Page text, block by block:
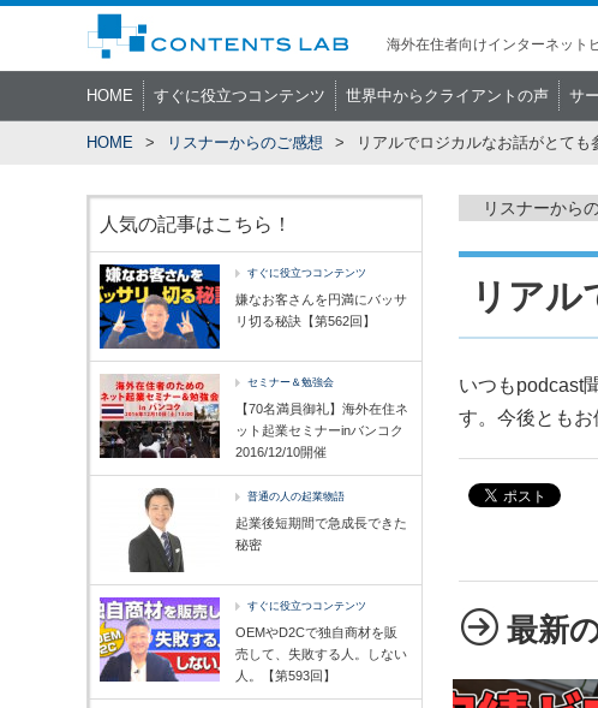
海外在住者向けインターネット
HOME すぐに役立つコンテンツ 世界中からクライアントの声 サ
HOME リスナーからのご感想 リアルでロジカルなお話がとても
リスナーから
リアル
いつもpodcast
す。今後ともお
最新
人気の記事はこちら！
すぐに役立つコンテンツ
嫌なお客さんを円満にバッサ
リ切る秘訣【第562回】
セミナー＆勉強会
【70名満員御礼】海外在住ネ
ット起業セミナーinバンコク
2016/12/10開催
普通の人の起業物語
起業後短期間で急成長できた
秘密
すぐに役立つコンテンツ
OEMやD2Cで独自商材を販
売して、失敗する人。しない
人。【第593回】